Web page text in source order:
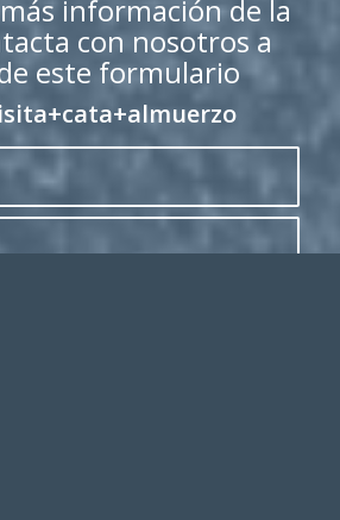
información de la
con nosotros a
este formulario